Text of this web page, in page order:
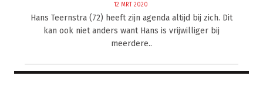
12 MRT 2020
Hans Teernstra (72) heeft zijn agenda altijd bij zich. Dit
kan ook niet anders want Hans is vrijwilliger bij
meerdere..